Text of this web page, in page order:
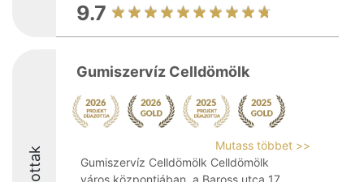
9.7
Gumiszervíz Celldömölk
Mutass többet >>
Gumiszervíz Celldömölk Celldömölk
város központjában, a Baross utca 17.